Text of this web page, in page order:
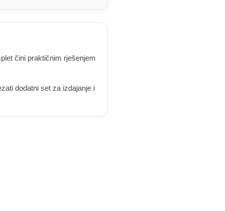
čini praktičnim rješenjem
dodatni set za izdajanje i